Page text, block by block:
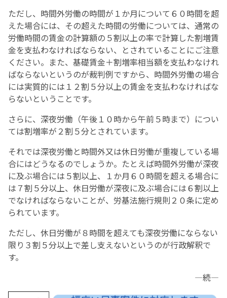
ただし、時間外労働の時間が１か月について６０時間を超
えた場合には、その超えた時間の労働については、通常の
労働時間の賃金の計算額の５割以上の率で計算した割増賃
金を支払わなければならない、とされていることにご注意
ください。また、基礎賃金＋割増率相当額を支払わなけれ
ばならないというのが裁判例ですから、時間外労働の場合
には実質的には１２割５分以上の賃金を支払わなければな
らないということです。
さらに、深夜労働（午後１０時から午前５時まで）につい
ては割増率が２割５分とされています。
それでは深夜労働と時間外又は休日労働が重複している場
合にはどうなるのでしょうか。たとえば時間外労働が深夜
に及ぶ場合には５割以上、１か月６０時間を超える場合に
は７割５分以上、休日労働が深夜に及ぶ場合には６割以上
でなければならないことが、労基法施行規則２０条に定め
られています。
ただし、休日労働が８時間を超えても深夜労働にならない
限り３割５分以上で差し支えないというのが行政解釈で
す。
—続—